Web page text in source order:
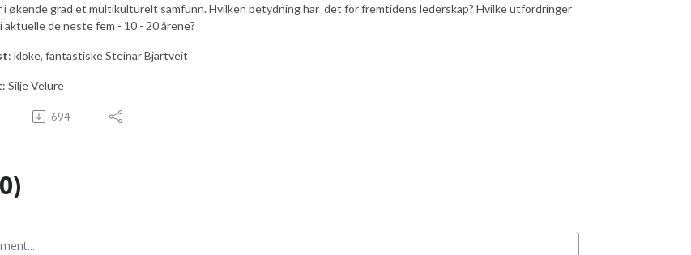
i økende grad et multikulturelt samfunn. Hvilken betydning har det for fremtidens lederskap? Hvilke utfordringer
aktuelle de neste fem - 10 - 20 årene?
: kloke, fantastiske Steinar Bjartveit
: Silje Velure
694